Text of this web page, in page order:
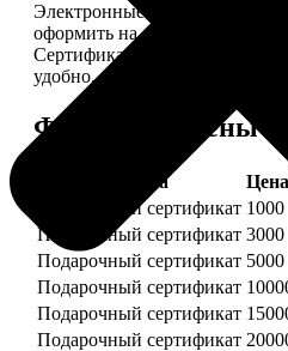
Электронные подарочные
оформить на сумму от 1 000
Сертификат вы сможете
удобно.
Форматы и цены
Услуга
Подарочный сертификат 1000
Подарочный сертификат 3000
Подарочный сертификат 5000
Подарочный сертификат
Подарочный сертификат
Подарочный сертификат